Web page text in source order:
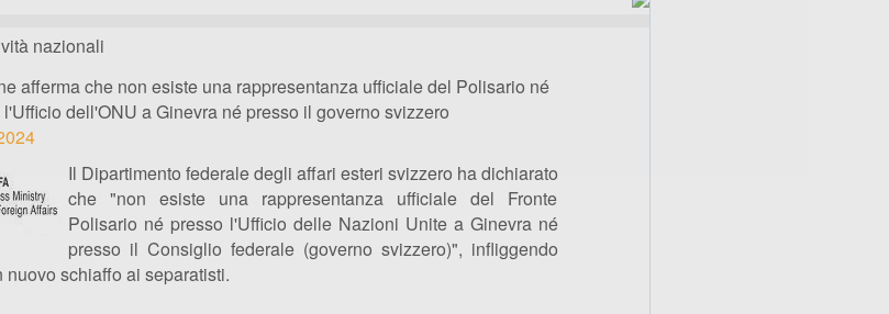
nazionali
afferma che non esiste una rappresentanza ufficiale del Polisario né
l'Ufficio dell'ONU a Ginevra né presso il governo svizzero
Il Dipartimento federale degli affari esteri svizzero ha dichiarato
che "non esiste una rappresentanza ufficiale del Fronte
Polisario né presso l'Ufficio delle Nazioni Unite a Ginevra né
presso il Consiglio federale (governo svizzero)", infliggendo
nuovo schiaffo ai separatisti.